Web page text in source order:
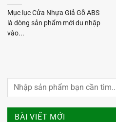
BÀI VIẾT MỚI
Mục lục Cửa Nhựa Giả Gỗ ABS
là dòng sản phẩm mới du nhập
vào...